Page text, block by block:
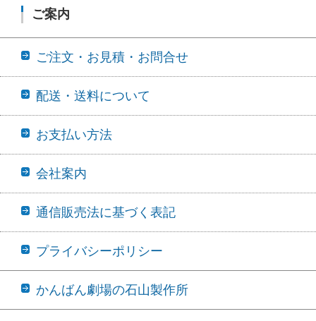
ご案内
ご注文・お見積・お問合せ
配送・送料について
お支払い方法
会社案内
通信販売法に基づく表記
プライバシーポリシー
かんばん劇場の石山製作所